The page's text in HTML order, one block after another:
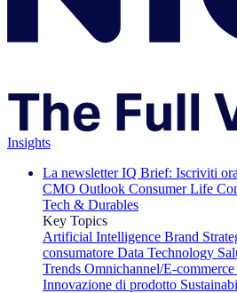
Insights
La newsletter IQ Brief: Iscriviti ora
CMO Outlook Consumer Life
Tech & Durables
Key Topics
Artificial Intelligence Brand
consumatore Data Technology
Trends Omnichannel/E-commerce
Innovazione di prodotto